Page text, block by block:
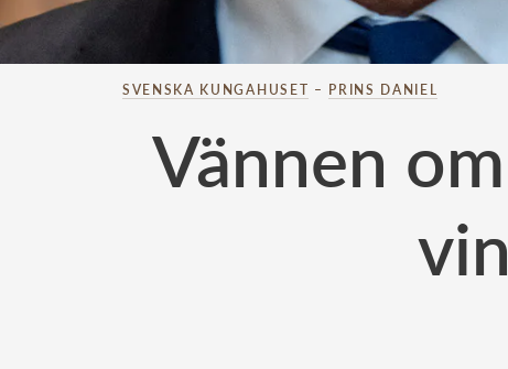
SVENSKA KUNGAHUSET – PRINS DANIEL
Vännen